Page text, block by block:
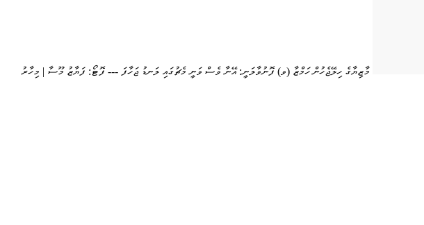
މާޒިޔާގެ ހިލޭޖެހުން ހަމްޒާ (ވ) ފޮނުވާލަނީ: އޭނާ ވެސް ވަނީ މެޗުގައި ލަނޑު ޖަހާފަ --- ފޮޓޯ: ފަޔާޒު މޫސާ | މިހާރު